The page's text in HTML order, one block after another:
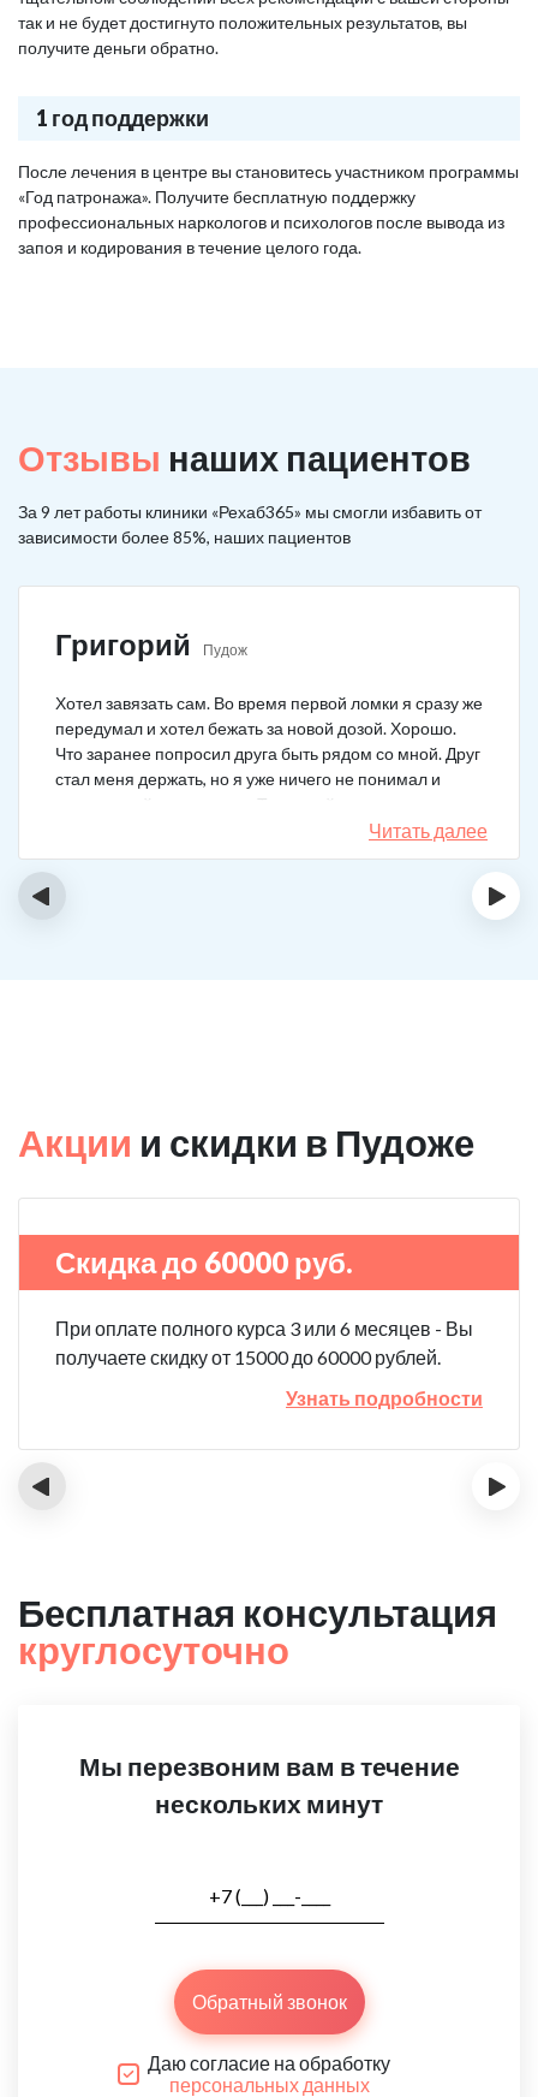
так и не будет достигнуто положительных результатов, вы
получите деньги обратно.
1 год поддержки
После лечения в центре вы становитесь участником программы
«Год патронажа». Получите бесплатную поддержку
профессиональных наркологов и психологов после вывода из
запоя и кодирования в течение целого года.
Отзывы наших пациентов
За 9 лет работы клиники «Рехаб365» мы смогли избавить от
зависимости более 85%, наших пациентов
Григорий Пудож
Хотел завязать сам. Во время первой ломки я сразу же
передумал и хотел бежать за новой дозой. Хорошо.
Что заранее попросил друга быть рядом со мной. Друг
стал меня держать, но я уже ничего не понимал и
начал силой вырываться. Тогда мой товарищ просто
связан меня и позвонил в клинику. На дом приехал
нарколог, мне сделали какую-то капельницу, после
для прохождения курса реабилитации, так я и сделал.
Читать далее
‹ ›
Акции и скидки в Пудоже
Скидка до 60000 руб.
При оплате полного курса 3 или 6 месяцев - Вы
получаете скидку от 15000 до 60000 рублей.
Узнать подробности
‹ ›
Бесплатная консультация
круглосуточно
Мы перезвоним вам в течение
нескольких минут
Обратный звонок
Даю согласие на обработку
персональных данных